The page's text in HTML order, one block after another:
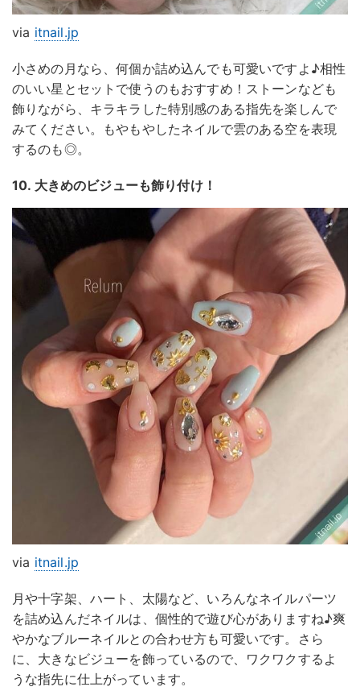
via itnail.jp
小さめの月なら、何個か詰め込んでも可愛いですよ♪相性
のいい星とセットで使うのもおすすめ！ストーンなども
飾りながら、キラキラした特別感のある指先を楽しんで
みてください。もやもやしたネイルで雲のある空を表現
するのも◎。
10. 大きめのビジューも飾り付け！
via itnail.jp
月や十字架、ハート、太陽など、いろんなネイルパーツ
を詰め込んだネイルは、個性的で遊び心がありますね♪爽
やかなブルーネイルとの合わせ方も可愛いです。さら
に、大きなビジューを飾っているので、ワクワクするよ
うな指先に仕上がっています。